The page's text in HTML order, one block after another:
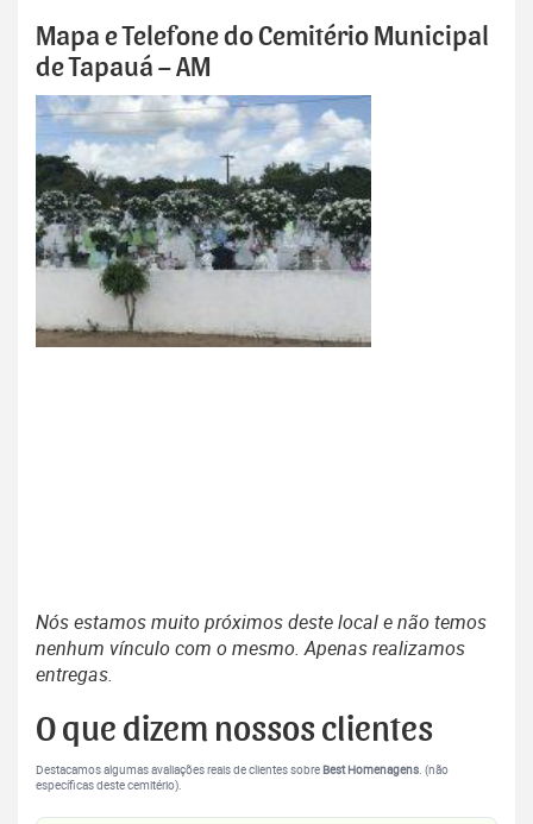
Mapa e Telefone do Cemitério Municipal
de Tapauá – AM
Nós estamos muito próximos deste local e não temos
nenhum vínculo com o mesmo. Apenas realizamos
entregas.
O que dizem nossos clientes
Destacamos algumas avaliações reais de clientes sobre Best Homenagens. (não
específicas deste cemitério).